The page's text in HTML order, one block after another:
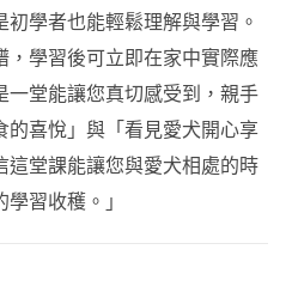
學者也能輕鬆理解與學習。
學習後可立即在家中實際應
一堂能讓您真切感受到，親手
喜悅」與「看見愛犬開心享
這堂課能讓您與愛犬相處的時
習收穫。」